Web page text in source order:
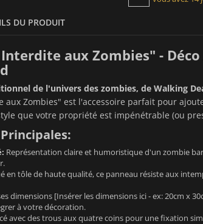
DU PRODUIT
aux Zombies" -
de l'univers des zombies, de Walking
aux Zombies" est l'accessoire parfait pour
que votre propriété est impénétrable (ou
Représentation claire et humoristique d'un zombie
en tôle de haute qualité, ce panneau résiste aux
dimensions [Insérer les dimensions ici - ex: 20cm x
à votre décoration.
avec des trous aux quatre coins pour une fixation